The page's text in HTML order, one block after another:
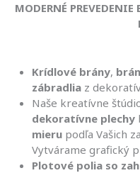
MODERNÉ
Krídlové brány,
zábradlia z
Naše kreatívne
dekoratívne plechy
mieru podľa Vašich
Vytvárame grafický
Plotové polia so